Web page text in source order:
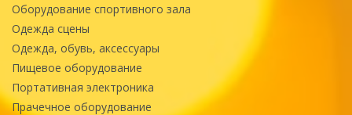
Оборудование спортивного зала
Одежда сцены
Одежда, обувь, аксессуары
Пищевое оборудование
Портативная электроника
Прачечное оборудование